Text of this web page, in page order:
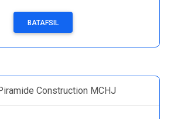
BATAFSIL
Construction MCHJ